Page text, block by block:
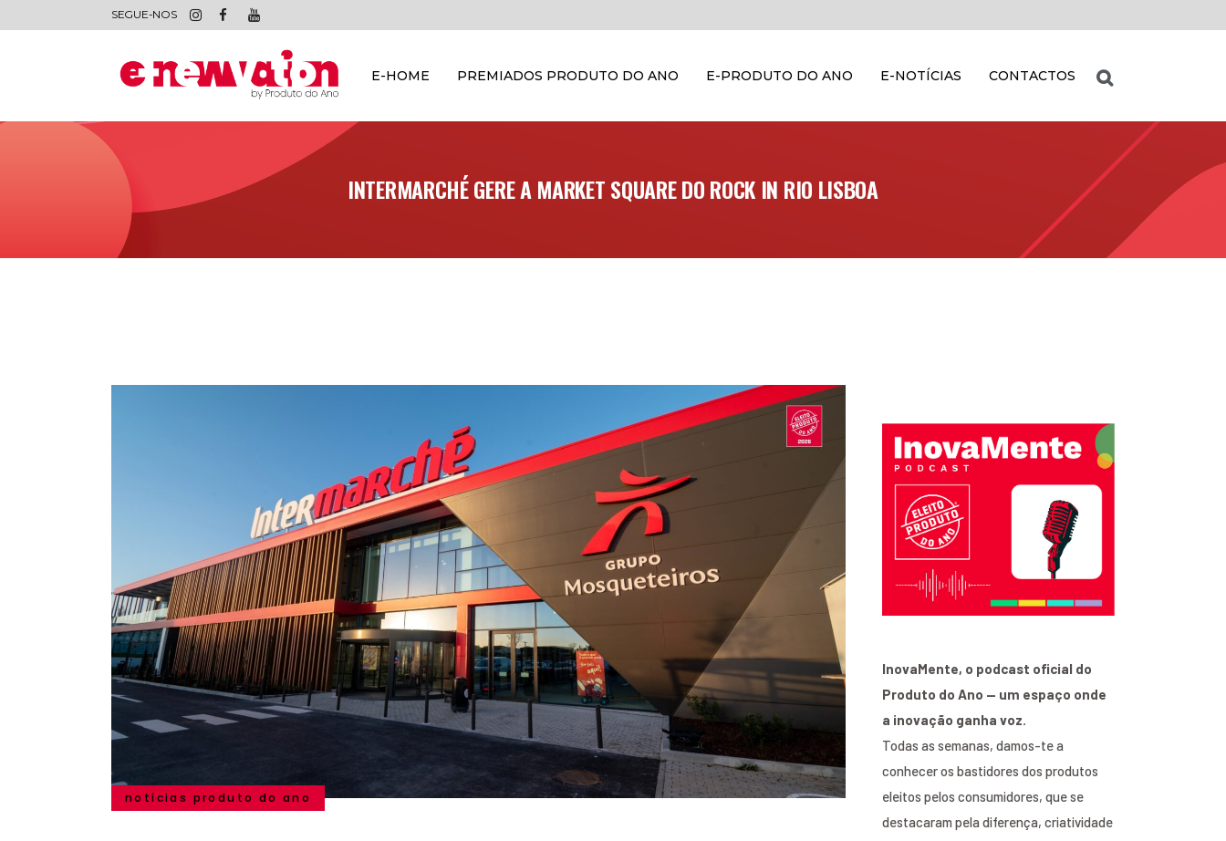
SEGUE-NOS
E-HOME PREMIADOS PRODUTO DO ANO E-PRODUTO DO ANO E-NOTÍCIAS CONTACTOS
INTERMARCHÉ GERE A MARKET SQUARE DO ROCK IN RIO LISBOA
notícias produto do ano
InovaMente, o podcast oficial do
Produto do Ano — um espaço onde
a inovação ganha voz.
Todas as semanas, damos-te a
conhecer os bastidores dos produtos
eleitos pelos consumidores, que se
destacaram pela diferença, criatividade